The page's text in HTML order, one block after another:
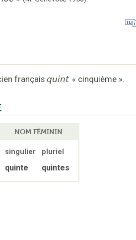
français quint « cinquième ».
NOM FÉMININ
singulier pluriel
quinte quintes